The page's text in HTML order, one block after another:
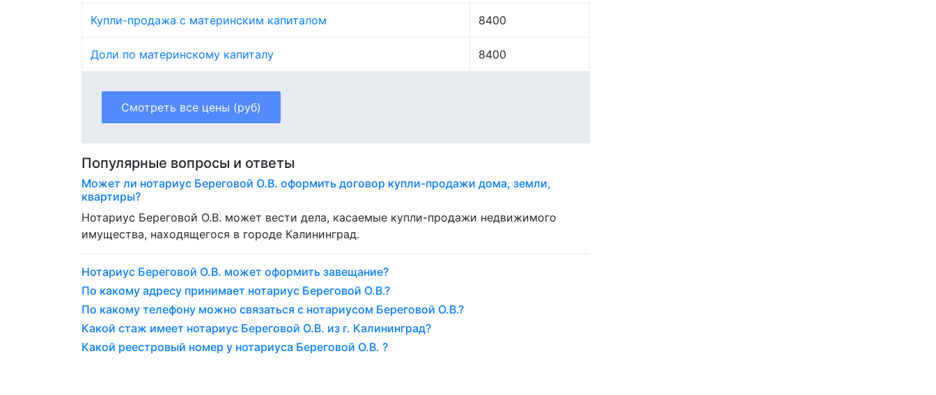
Купли-продажа с материнским капиталом 8400
Доли по материнскому капиталу 8400
Смотреть все цены (руб)
Популярные вопросы и ответы
Может ли нотариус Береговой О.В. оформить договор купли-продажи дома, земли,
квартиры?
Нотариус Береговой О.В. может вести дела, касаемые купли-продажи недвижимого
имущества, находящегося в городе Калининград.
Нотариус Береговой О.В. может оформить завещание?
По какому адресу принимает нотариус Береговой О.В.?
По какому телефону можно связаться с нотариусом Береговой О.В.?
Какой стаж имеет нотариус Береговой О.В. из г. Калининград?
Какой реестровый номер у нотариуса Береговой О.В. ?